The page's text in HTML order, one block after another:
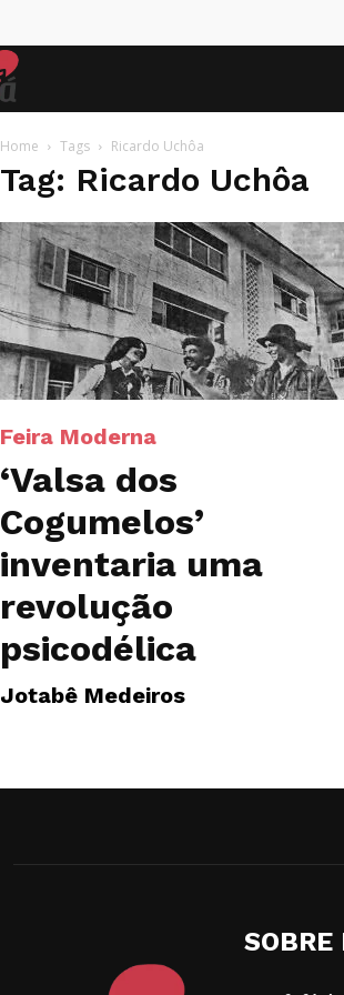
Home Tags Ricardo Uchôa
Tag: Ricardo Uchôa
Feira Moderna
‘Valsa dos
Cogumelos’
inventaria uma
revolução
psicodélica
Jotabê Medeiros
SOBRE